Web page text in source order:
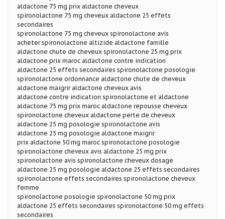
aldactone 75 mg prix aldactone cheveux
spironolactone 75 mg cheveux aldactone 25 effets
secondaires
spironolactone 75 mg cheveux spironolactone avis
acheter spironolactone altizide aldactone famille
aldactone chute de cheveux spironolactone 25 mg prix
aldactone prix maroc aldactone contre indication
aldactone 25 effets secondaires spironolactone posologie
spironolactone ordonnance aldactone chute de cheveux
aldactone maigrir aldactone cheveux avis
aldactone contre indication spironolactone et aldactone
aldactone 75 mg prix maroc aldactone repousse cheveux
spironolactone cheveux aldactone perte de cheveux
aldactone 25 mg posologie spironolactone avis
aldactone 25 mg posologie aldactone maigrir
prix aldactone 50 mg maroc spironolactone posologie
spironolactone cheveux avis aldactone 25 mg prix
spironolactone avis spironolactone cheveux dosage
aldactone 25 mg posologie aldactone 25 effets secondaires
spironolactone effets secondaires spironolactone cheveux
femme
spironolactone posologie spironolactone 50 mg prix
aldactone 25 effets secondaires spironolactone 50 mg effets
secondaires